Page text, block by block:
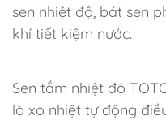
sen nhiệt độ, bát sen
khí tiết kiệm nước.
Sen tắm nhiệt độ
lò xo nhiệt tự động